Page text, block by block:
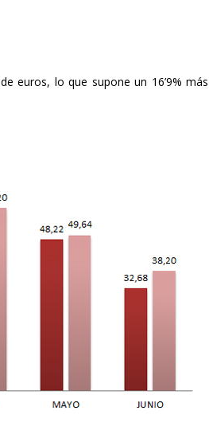
euros, lo que supone un 16’9% más